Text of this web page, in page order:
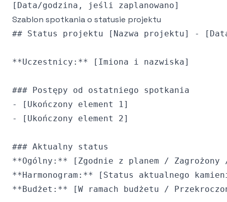
Szablon spotkania o statusie projektu
## Status projektu [Nazwa projektu] -
**Uczestnicy:** [Imiona i nazwiska]
### Postępy od ostatniego spotkania
- [Ukończony element 1]
- [Ukończony element 2]
### Aktualny status
**Ogólny:** [Zgodnie z planem / Zagrożony
**Harmonogram:** [Status aktualnego
**Budżet:** [W ramach budżetu /